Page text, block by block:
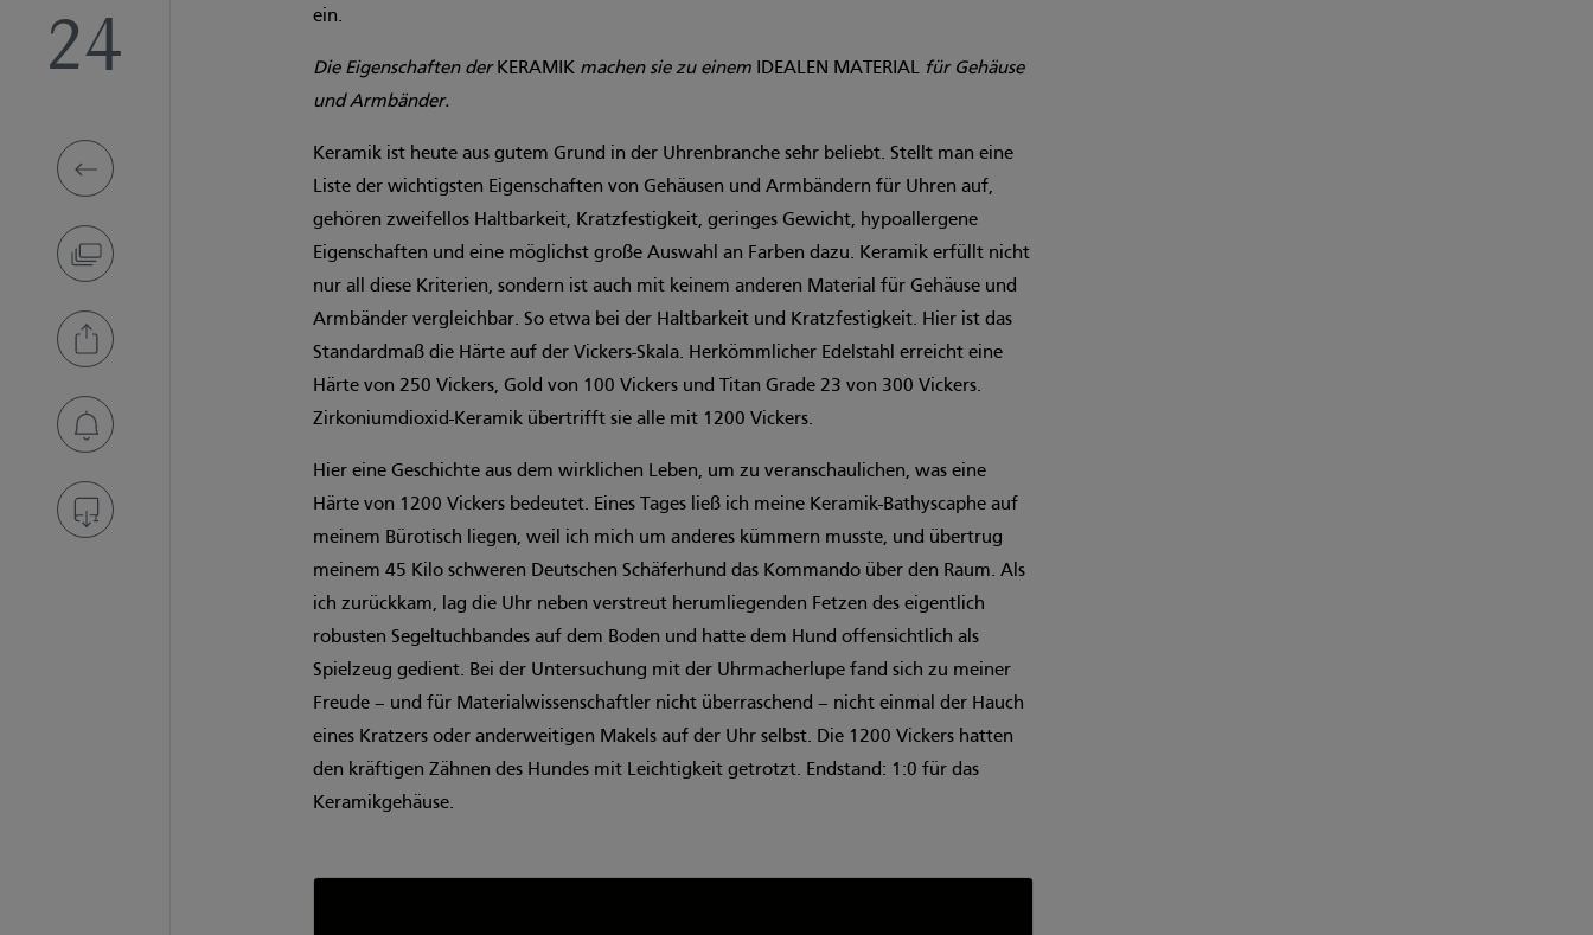
24
ein.
Die Eigenschaften der KERAMIK machen sie zu einem IDEALEN MATERIAL für Gehäuse
und Armbänder.
Keramik ist heute aus gutem Grund in der Uhrenbranche sehr beliebt. Stellt man eine
Liste der wichtigsten Eigenschaften von Gehäusen und Armbändern für Uhren auf,
gehören zweifellos Haltbarkeit, Kratzfestigkeit, geringes Gewicht, hypoallergene
Eigenschaften und eine möglichst große Auswahl an Farben dazu. Keramik erfüllt nicht
nur all diese Kriterien, sondern ist auch mit keinem anderen Material für Gehäuse und
Armbänder vergleichbar. So etwa bei der Haltbarkeit und Kratzfestigkeit. Hier ist das
Standardmaß die Härte auf der Vickers-Skala. Herkömmlicher Edelstahl erreicht eine
Härte von 250 Vickers, Gold von 100 Vickers und Titan Grade 23 von 300 Vickers.
Zirkoniumdioxid-Keramik übertrifft sie alle mit 1200 Vickers.
Hier eine Geschichte aus dem wirklichen Leben, um zu veranschaulichen, was eine
Härte von 1200 Vickers bedeutet. Eines Tages ließ ich meine Keramik-Bathyscaphe auf
meinem Bürotisch liegen, weil ich mich um anderes kümmern musste, und übertrug
meinem 45 Kilo schweren Deutschen Schäferhund das Kommando über den Raum. Als
ich zurückkam, lag die Uhr neben verstreut herumliegenden Fetzen des eigentlich
robusten Segeltuchbandes auf dem Boden und hatte dem Hund offensichtlich als
Spielzeug gedient. Bei der Untersuchung mit der Uhrmacherlupe fand sich zu meiner
Freude – und für Materialwissenschaftler nicht überraschend – nicht einmal der Hauch
eines Kratzers oder anderweitigen Makels auf der Uhr selbst. Die 1200 Vickers hatten
den kräftigen Zähnen des Hundes mit Leichtigkeit getrotzt. Endstand: 1:0 für das
Keramikgehäuse.